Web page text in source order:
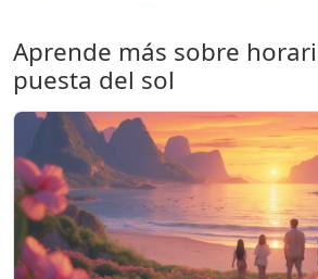
Aprende más sobre
puesta del sol